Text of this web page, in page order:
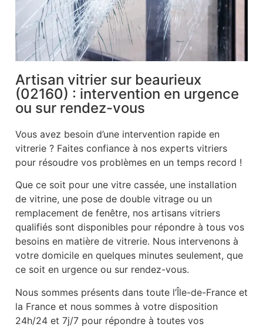
Artisan vitrier sur beaurieux
(02160) : intervention en urgence
ou sur rendez-vous
Vous avez besoin d’une intervention rapide en
vitrerie ? Faites confiance à nos experts vitriers
pour résoudre vos problèmes en un temps record !
Que ce soit pour une vitre cassée, une installation
de vitrine, une pose de double vitrage ou un
remplacement de fenêtre, nos artisans vitriers
qualifiés sont disponibles pour répondre à tous vos
besoins en matière de vitrerie. Nous intervenons à
votre domicile en quelques minutes seulement, que
ce soit en urgence ou sur rendez-vous.
Nous sommes présents dans toute l’Île-de-France et
la France et nous sommes à votre disposition
24h/24 et 7j/7 pour répondre à toutes vos